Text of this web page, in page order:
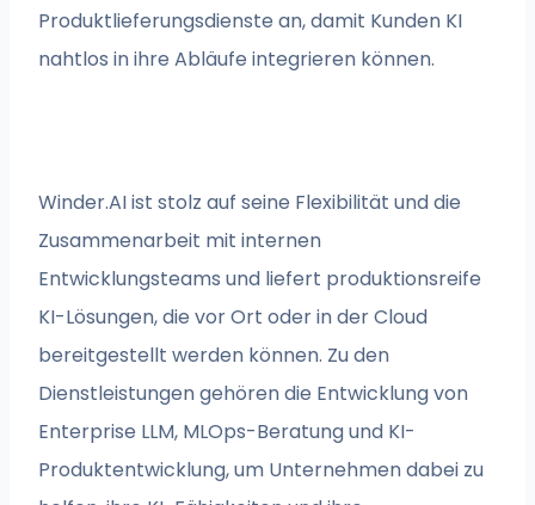
Produktlieferungsdienste an, damit Kunden KI
nahtlos in ihre Abläufe integrieren können.
Winder.AI ist stolz auf seine Flexibilität und die
Zusammenarbeit mit internen
Entwicklungsteams und liefert produktionsreife
KI-Lösungen, die vor Ort oder in der Cloud
bereitgestellt werden können. Zu den
Dienstleistungen gehören die Entwicklung von
Enterprise LLM, MLOps-Beratung und KI-
Produktentwicklung, um Unternehmen dabei zu